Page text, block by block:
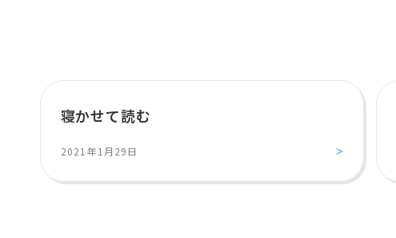
寝かせて読む
2021年1月29日